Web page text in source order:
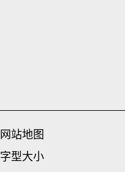
网站地图
字型大小